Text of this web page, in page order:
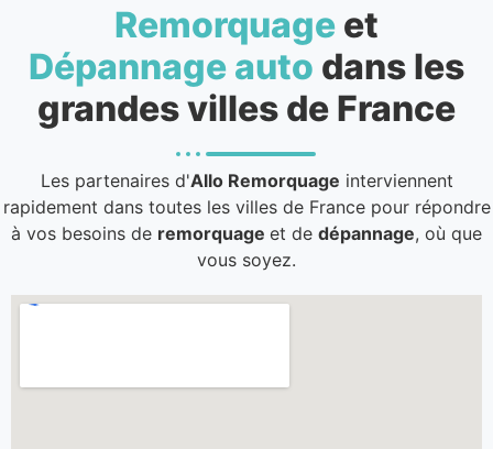
Remorquage et
Dépannage auto dans les
grandes villes de France
Les partenaires d'Allo Remorquage interviennent
rapidement dans toutes les villes de France pour répondre
à vos besoins de remorquage et de dépannage, où que
vous soyez.